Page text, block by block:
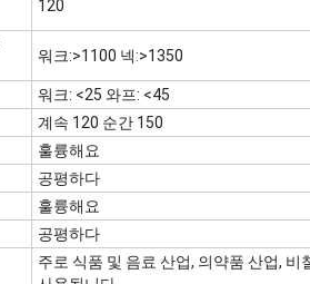
120
워크:>1100 넥:>1350
워크: <25 와프: <45
계속 120 순간 150
훌륭해요
공평하다
훌륭해요
공평하다
주로 식품 및 음료 산업, 의약품 산업,